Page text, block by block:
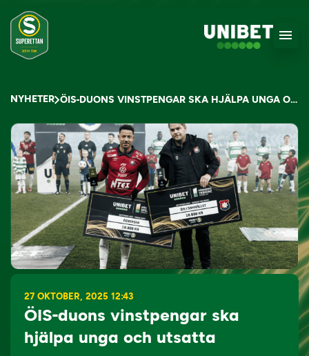
NYHETER ÖIS-DUONS VINSTPENGAR SKA HJÄLPA UNGA OCH UTSATTA
27 OKTOBER, 2025 12:43
ÖIS-duons vinstpengar ska
hjälpa unga och utsatta